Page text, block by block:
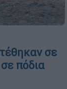
σε
πόδια